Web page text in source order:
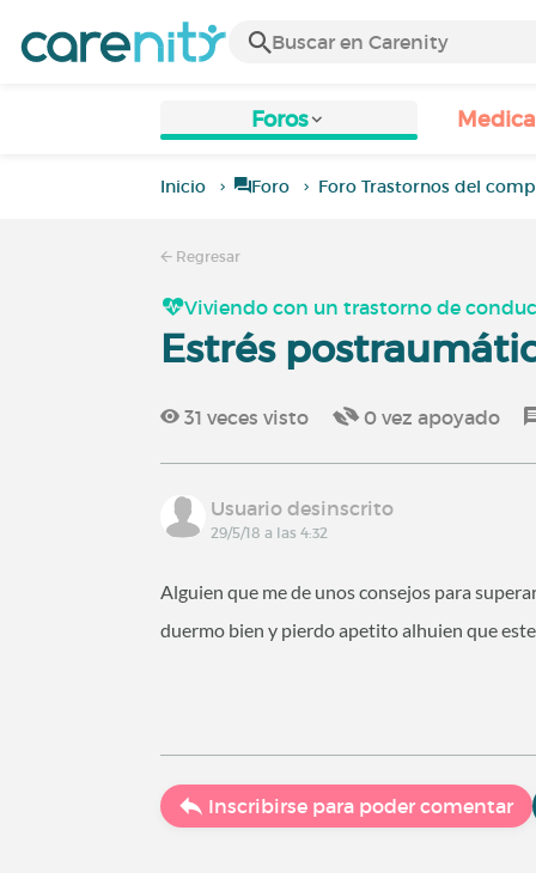
Foros
Inicio Foro Foro Trastornos del
Regresar
Viviendo con un trastorno de
Estrés
31 veces visto 0 vez apoyado
Usuario desinscrito
29/5/18 a las 4:32
Alguien que me de unos consejos para
duermo bien y pierdo apetito alhuien que
Inscribirse para poder comentar